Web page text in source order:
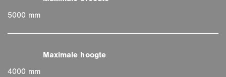
5000 mm
4000 mm